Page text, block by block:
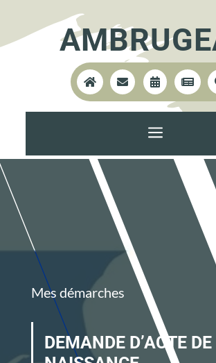
   
a
Mes démarches
DEMANDE D’ACTE DE